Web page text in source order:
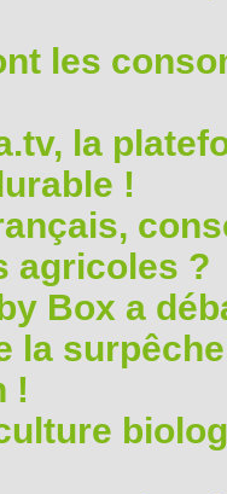
les
la
!
agricoles ?
Box a
la
!